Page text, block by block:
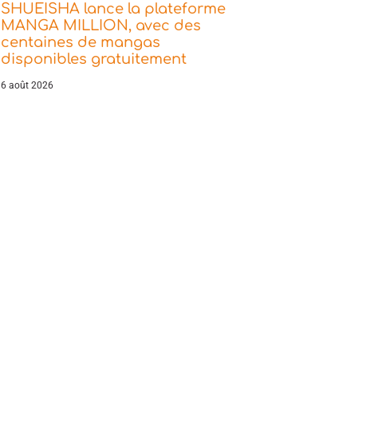
SHUEISHA lance la plateforme
MANGA MILLION, avec des
centaines de mangas
disponibles gratuitement
6 août 2026